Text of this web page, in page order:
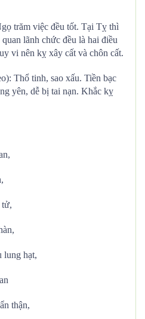
trăm việc đều tốt. Tại Tỵ thì
lãnh chức đều là hai điều
vi nên kỵ xây cất và chôn cất.
Thổ tinh, sao xấu. Tiền bạc
yên, dễ bị tai nạn. Khắc kỵ
tử,
lung hạt,
thận,